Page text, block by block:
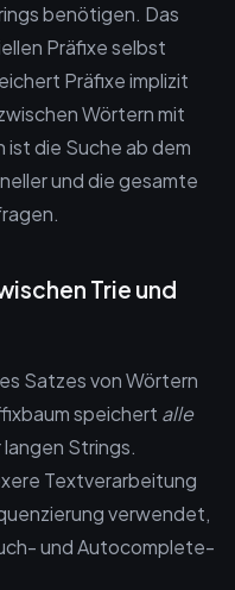
benötigen. Das
Präfixe selbst
Präfixe implizit
Wörtern mit
ist die Suche ab dem
und die gesamte
Trie und
Satzes von Wörtern
speichert alle
Strings.
Textverarbeitung
verwendet,
und Autocomplete-